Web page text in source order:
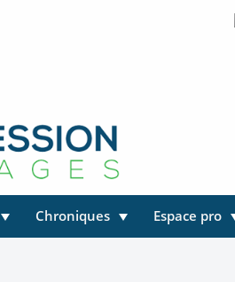
Chroniques Espace pro